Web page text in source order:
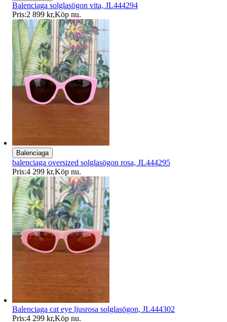
Balenciaga solglasögon vita, JL444294
Pris:2 899 kr,Köp nu.
Balenciaga
balenciaga oversized solglasögon rosa, JL444295
Pris:4 299 kr,Köp nu.
Balenciaga cat eye ljusrosa solglasögon, JL444302
Pris:4 299 kr,Köp nu.